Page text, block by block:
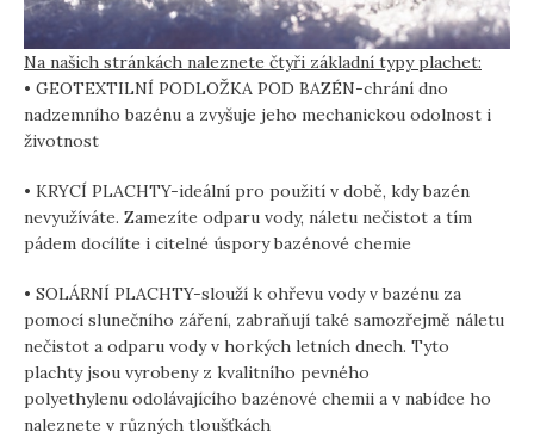
Na našich stránkách naleznete čtyři základní typy plachet:
• GEOTEXTILNÍ PODLOŽKA POD BAZÉN-chrání dno
nadzemního bazénu a zvyšuje jeho mechanickou odolnost i
životnost
• KRYCÍ PLACHTY-ideální pro použití v době, kdy bazén
nevyužíváte. Zamezíte odparu vody, náletu nečistot a tím
pádem docílíte i citelné úspory bazénové chemie
• SOLÁRNÍ PLACHTY-slouží k ohřevu vody v bazénu za
pomocí slunečního záření, zabraňují také samozřejmě náletu
nečistot a odparu vody v horkých letních dnech. Tyto
plachty jsou vyrobeny z kvalitního pevného
polyethylenu odolávajícího bazénové chemii a v nabídce ho
naleznete v různých tloušťkách